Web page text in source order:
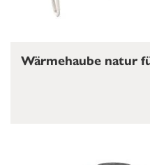
Wärmehaube natur